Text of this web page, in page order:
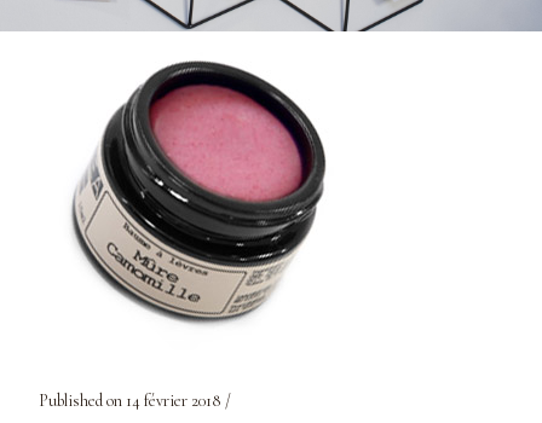
Published on 14 février 2018